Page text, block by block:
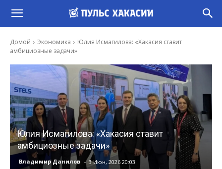
Домой Экономика
Юлия Исмагилова: «Хакасия ставит
амбициозные задачи»
Юлия Исмагилова: «Хакасия ставит
амбициозные задачи»
Владимир Данилов - 3 Июн, 2026 20:03